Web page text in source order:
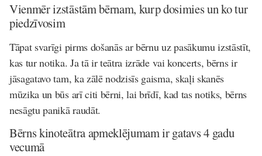
Vienmēr izstāstām bērnam, kurp dosimies un ko tur
piedzīvosim
Tāpat svarīgi pirms došanās ar bērnu uz pasākumu izstāstīt,
kas tur notika. Ja tā ir teātra izrāde vai koncerts, bērns ir
jāsagatavo tam, ka zālē nodzisīs gaisma, skaļi skanēs
mūzika un būs arī citi bērni, lai brīdī, kad tas notiks, bērns
nesāgtu panikā raudāt.
Bērns kinoteātra apmeklējumam ir gatavs 4 gadu
vecumā